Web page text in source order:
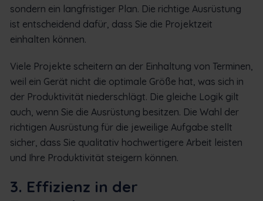
sondern ein langfristiger Plan. Die richtige Ausrüstung
ist entscheidend dafür, dass Sie die Projektzeit
einhalten können.
Viele Projekte scheitern an der Einhaltung von Terminen,
weil ein Gerät nicht die optimale Größe hat, was sich in
der Produktivität niederschlägt. Die gleiche Logik gilt
auch, wenn Sie die Ausrüstung besitzen. Die Wahl der
richtigen Ausrüstung für die jeweilige Aufgabe stellt
sicher, dass Sie qualitativ hochwertigere Arbeit leisten
und Ihre Produktivität steigern können.
3. Effizienz in der